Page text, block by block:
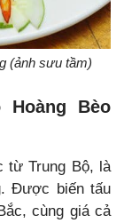
(ảnh sưu tầm)
Bèo
từ Trung Bộ, là
Được biến tấu
cùng giá cả